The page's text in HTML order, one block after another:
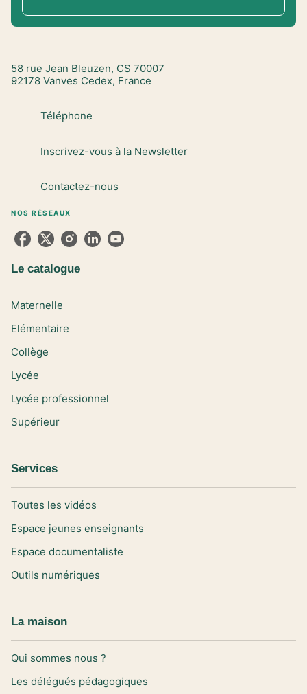
58 rue Jean Bleuzen, CS 70007
92178 Vanves Cedex, France
Téléphone
Inscrivez-vous à la Newsletter
Contactez-nous
NOS RÉSEAUX
Le catalogue
Maternelle
Elémentaire
Collège
Lycée
Lycée professionnel
Supérieur
Services
Toutes les vidéos
Espace jeunes enseignants
Espace documentaliste
Outils numériques
La maison
Qui sommes nous ?
Les délégués pédagogiques